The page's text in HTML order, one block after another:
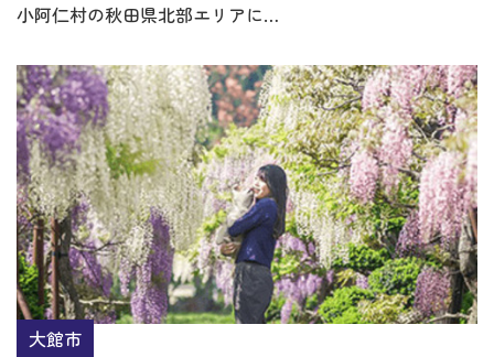
小阿仁村の秋田県北部エリアに…
大館市